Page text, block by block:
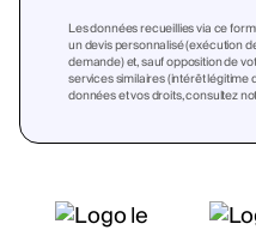
Les données recueillies via ce
un devis personnalisé (exécution
demande) et, sauf opposition de
services similaires (intérêt légitime
données et vos droits, consultez